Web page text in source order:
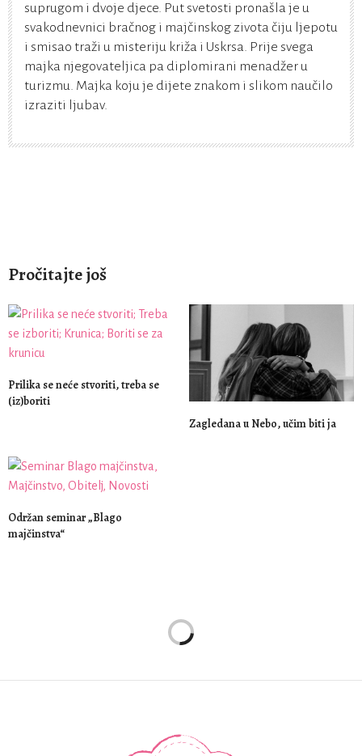
suprugom i dvoje djece. Put svetosti pronašla je u
svakodnevnici bračnog i majčinskog zivota čiju ljepotu
i smisao traži u misteriju križa i Uskrsa. Prije svega
majka njegovateljica pa diplomirani menadžer u
turizmu. Majka koju je dijete znakom i slikom naučilo
izraziti ljubav.
Pročitajte još
Prilika se neće stvoriti, treba se
(iz)boriti
Zagledana u Nebo, učim biti ja
Održan seminar „Blago
majčinstva“